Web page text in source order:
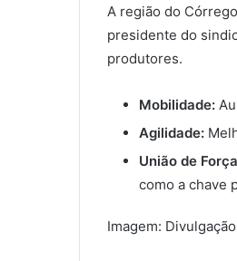
A região do
presidente do
produtores.
Mobilidade:
Agilidade:
União de
como a chave
Imagem: Divulgação